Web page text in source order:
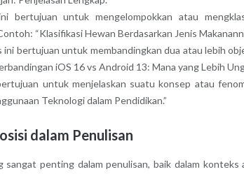
bertujuan untuk mengelompokkan atau
“Klasifikasi Hewan Berdasarkan Jenis
ini bertujuan untuk membandingkan dua atau lebih
iOS 16 vs Android 13: Mana yang Lebih
untuk menjelaskan suatu konsep atau
Teknologi dalam Pendidikan.”
dalam Penulisan
sangat penting dalam penulisan, baik dalam konteks